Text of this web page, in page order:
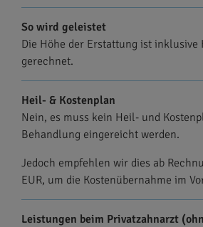
So wird geleistet
Die Höhe der Erstattung ist inklusive
gerechnet.
Heil- & Kostenplan
Nein, es muss kein Heil- und
Behandlung eingereicht werden.
Jedoch empfehlen wir dies ab
EUR, um die Kostenübernahme im
Leistungen beim Privatzahnarzt